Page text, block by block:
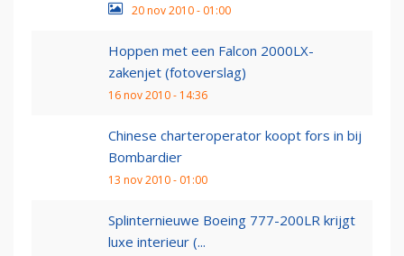
20 nov 2010 - 01:00
Hoppen met een Falcon 2000LX-
zakenjet (fotoverslag)
16 nov 2010 - 14:36
Chinese charteroperator koopt fors in bij
Bombardier
13 nov 2010 - 01:00
Splinternieuwe Boeing 777-200LR krijgt
luxe interieur (...